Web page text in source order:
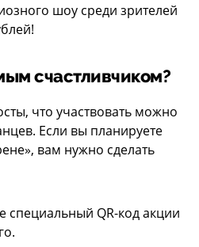
шоу среди зрителей
счастливчиком?
что участвовать можно
Если вы планируете
вам нужно сделать
специальный QR-код акции